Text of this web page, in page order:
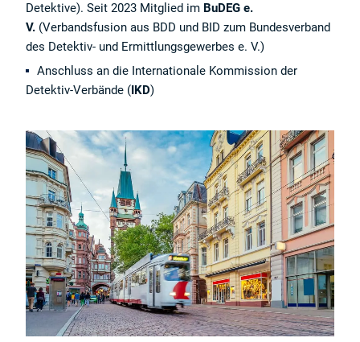
Detektive). Seit 2023 Mitglied im BuDEG e.
V. (Verbandsfusion aus BDD und BID zum Bundesverband
des Detektiv- und Ermittlungsgewerbes e. V.)
Anschluss an die Internationale Kommission der
Detektiv-Verbände ( IKD)